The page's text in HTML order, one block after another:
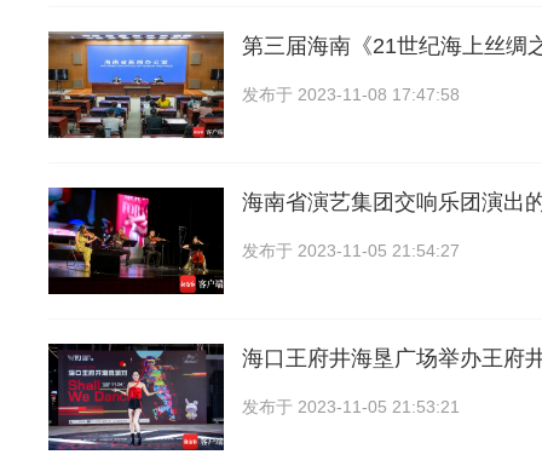
第三届海南《21世纪海上丝绸
发布于 2023-11-08 17:47:58
海南省演艺集团交响乐团演出
发布于 2023-11-05 21:54:27
海口王府井海垦广场举办王府
发布于 2023-11-05 21:53:21